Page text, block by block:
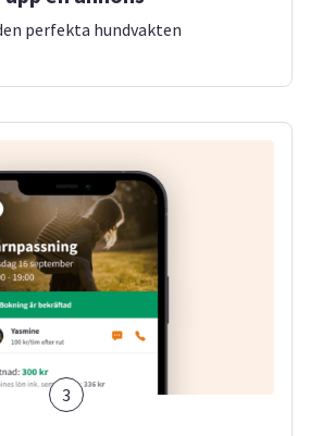
perfekta hundvakten
3